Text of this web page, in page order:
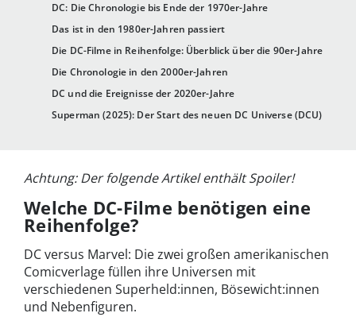
DC: Die Chronologie bis Ende der 1970er-Jahre
Das ist in den 1980er-Jahren passiert
Die DC-Filme in Reihenfolge: Überblick über die 90er-Jahre
Die Chronologie in den 2000er-Jahren
DC und die Ereignisse der 2020er-Jahre
Superman (2025): Der Start des neuen DC Universe (DCU)
Achtung: Der folgende Artikel enthält Spoiler!
Welche DC-Filme benötigen eine
Reihenfolge?
DC versus Marvel: Die zwei großen amerikanischen
Comicverlage füllen ihre Universen mit
verschiedenen Superheld:innen, Bösewicht:innen
und Nebenfiguren.